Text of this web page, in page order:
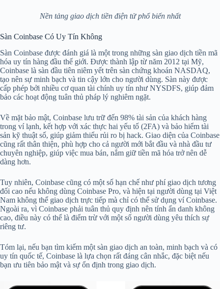
Nền tảng giao dịch tiền điện tử phổ biến nhất
Sàn Coinbase Có Uy Tín Không
Sàn Coinbase được đánh giá là một trong những sàn giao dịch tiền mã
hóa uy tín hàng đầu thế giới. Được thành lập từ năm 2012 tại Mỹ,
Coinbase là sàn đầu tiên niêm yết trên sàn chứng khoán NASDAQ,
tạo nên sự minh bạch và tin cậy lớn cho người dùng. Sàn này được
cấp phép bởi nhiều cơ quan tài chính uy tín như NYSDFS, giúp đảm
bảo các hoạt động tuân thủ pháp lý nghiêm ngặt.
Về mặt bảo mật, Coinbase lưu trữ đến 98% tài sản của khách hàng
trong ví lạnh, kết hợp với xác thực hai yếu tố (2FA) và bảo hiểm tài
sản kỹ thuật số, giúp giảm thiểu rủi ro bị hack. Giao diện của Coinbase
cũng rất thân thiện, phù hợp cho cả người mới bắt đầu và nhà đầu tư
chuyên nghiệp, giúp việc mua bán, nắm giữ tiền mã hóa trở nên dễ
dàng hơn.
Tuy nhiên, Coinbase cũng có một số hạn chế như phí giao dịch tương
đối cao nếu không dùng Coinbase Pro, và hiện tại người dùng tại Việt
Nam không thể giao dịch trực tiếp mà chỉ có thể sử dụng ví Coinbase.
Ngoài ra, vì Coinbase phải tuân thủ quy định nên tính ẩn danh không
cao, điều này có thể là điểm trừ với một số người dùng yêu thích sự
riêng tư.
Tóm lại, nếu bạn tìm kiếm một sàn giao dịch an toàn, minh bạch và có
uy tín quốc tế, Coinbase là lựa chọn rất đáng cân nhắc, đặc biệt nếu
bạn ưu tiên bảo mật và sự ổn định trong giao dịch.